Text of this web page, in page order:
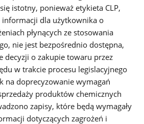
istotny, ponieważ etykieta CLP,
informacji dla użytkownika o
płynących ze stosowania
nie jest bezpośrednio dostępna,
decyzji o zakupie towaru przez
w trakcie procesu legislacyjnego
na doprecyzowanie wymagań
produktów chemicznych
zapisy, które będą wymagały
dotyczących zagrożeń i